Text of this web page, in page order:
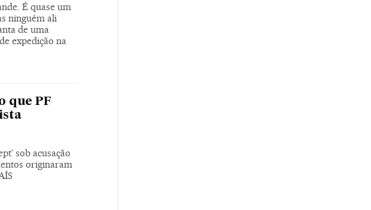
É quase um
ninguém ali
de uma
expedição na
que PF
sob acusação
originaram